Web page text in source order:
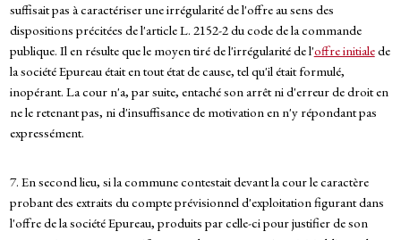
suffisait pas à caractériser une irrégularité de l'offre au sens des
dispositions précitées de l'article L. 2152-2 du code de la commande
publique. Il en résulte que le moyen tiré de l'irrégularité de l'offre initialede
la société Epureau était en tout état de cause, tel qu'il était formulé,
inopérant. La cour n'a, par suite, entaché son arrêt ni d'erreur de droit en
ne le retenant pas, ni d'insuffisance de motivation en n'y répondant pas
expressément.
7. En second lieu, si la commune contestait devant la cour le caractère
probant des extraits du compte prévisionnel d'exploitation figurant dans
l'offre de la société Epureau, produits par celle-ci pour justifier de son